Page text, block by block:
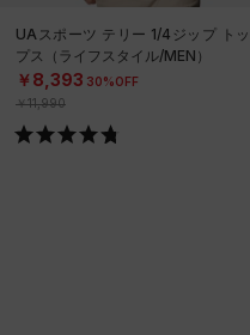
UAスポーツ テリー 1/4ジップ トッ
プス（ライフスタイル/MEN）
￥8,393 30%OFF
￥11,990